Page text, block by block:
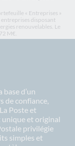
« Entreprises »
disposant
renouvelables. Le
M€.
base d’un
de confiance,
Poste et
unique et original
privilégie
simples et